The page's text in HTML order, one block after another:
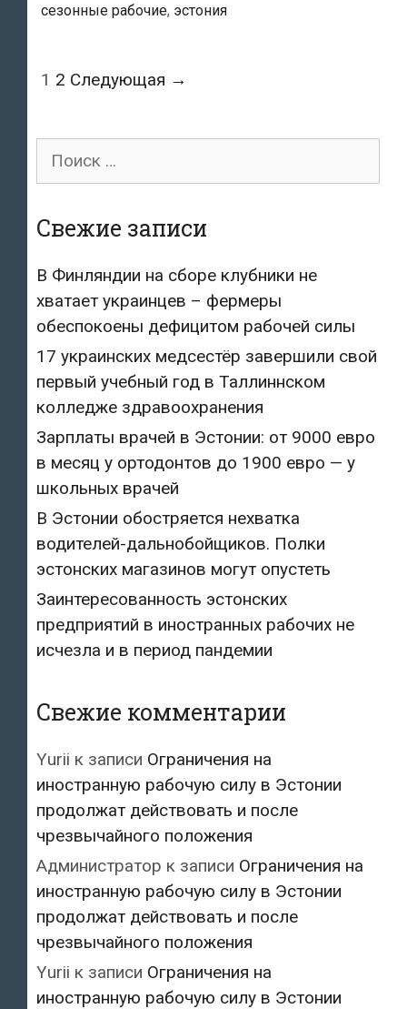
сезонные рабочие, эстония
Post
1 2 Следующая →
Свежие записи
В Финляндии на сборе клубники не
хватает украинцев – фермеры
обеспокоены дефицитом рабочей силы
17 украинских медсестёр завершили свой
первый учебный год в Таллиннском
колледже здравоохранения
Зарплаты врачей в Эстонии: от 9000 евро
в месяц у ортодонтов до 1900 евро — у
школьных врачей
В Эстонии обостряется нехватка
водителей-дальнобойщиков. Полки
эстонских магазинов могут опустеть
Заинтересованность эстонских
предприятий в иностранных рабочих не
исчезла и в период пандемии
Свежие комментарии
Yurii к записи Ограничения на
иностранную рабочую силу в Эстонии
продолжат действовать и после
чрезвычайного положения
Администратор к записи Ограничения на
иностранную рабочую силу в Эстонии
продолжат действовать и после
чрезвычайного положения
Yurii к записи Ограничения на
иностранную рабочую силу в Эстонии